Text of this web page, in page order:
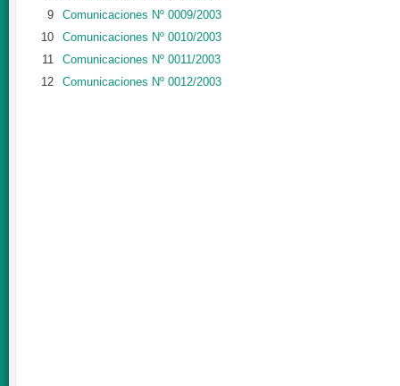
9
Comunicaciones Nº 0009/2003
10
Comunicaciones Nº 0010/2003
11
Comunicaciones Nº 0011/2003
12
Comunicaciones Nº 0012/2003